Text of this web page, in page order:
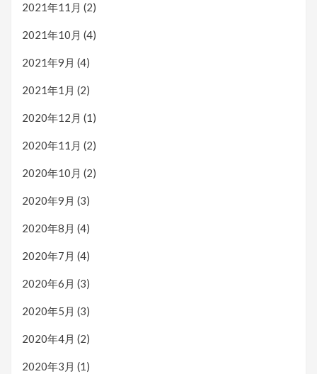
2021年11月 (2)
2021年10月 (4)
2021年9月 (4)
2021年1月 (2)
2020年12月 (1)
2020年11月 (2)
2020年10月 (2)
2020年9月 (3)
2020年8月 (4)
2020年7月 (4)
2020年6月 (3)
2020年5月 (3)
2020年4月 (2)
2020年3月 (1)